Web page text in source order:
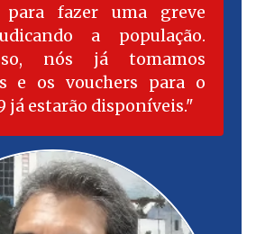
para fazer uma greve
a população.
nós já tomamos
e os vouchers para o
já estarão disponíveis.